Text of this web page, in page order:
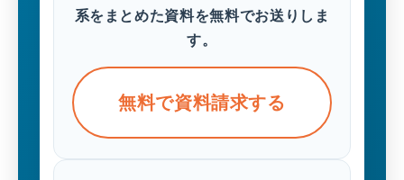
系をまとめた資料を無料でお送りしま
す。
無料で資料請求する